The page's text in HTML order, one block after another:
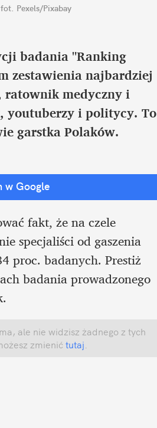
fot. Pexels/Pixabay
badania "Ranking
zestawienia najbardziej
ratownik medyczny i
youtuberzy i politycy. To
garstka Polaków.
w Google
specjaliści od gaszenia
proc. badanych. Prestiż
badania prowadzonego
ale nie widzisz żadnego z tych
zmienić tutaj